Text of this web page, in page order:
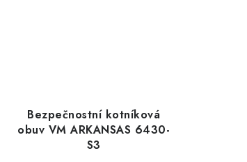
Bezpečnostní kotníková
obuv VM ARKANSAS 6430-
S3